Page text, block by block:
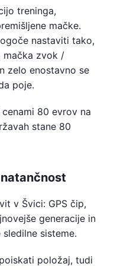
treninga,
mačke.
nastaviti tako,
mačka zvok /
zelo enostavno se
poje.
80 evrov na
stane 80
v Švici: GPS čip,
generacije in
sisteme.
položaj, tudi